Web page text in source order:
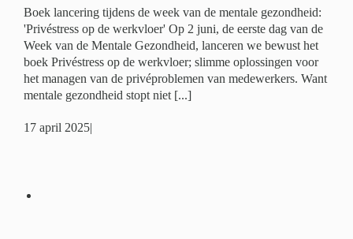
Boek lancering tijdens de week van de mentale gezondheid:
'Privéstress op de werkvloer' Op 2 juni, de eerste dag van de
Week van de Mentale Gezondheid, lanceren we bewust het
boek Privéstress op de werkvloer; slimme oplossingen voor
het managen van de privéproblemen van medewerkers. Want
mentale gezondheid stopt niet [...]
17 april 2025|